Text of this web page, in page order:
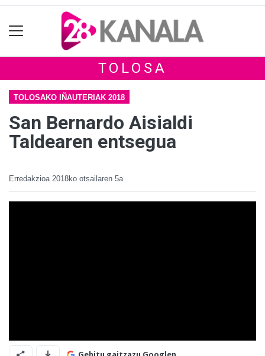
TOLOSA
TOLOSAKO IÑAUTERIAK 2018
San Bernardo Aisialdi
Taldearen entsegua
Erredakzioa 2018ko otsailaren 5a